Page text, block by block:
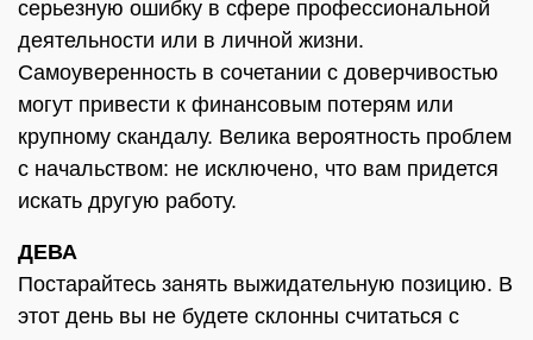
серьезную ошибку в сфере профессиональной
деятельности или в личной жизни.
Самоуверенность в сочетании с доверчивостью
могут привести к финансовым потерям или
крупному скандалу. Велика вероятность проблем
с начальством: не исключено, что вам придется
искать другую работу.
ДЕВА
Постарайтесь занять выжидательную позицию. В
этот день вы не будете склонны считаться с